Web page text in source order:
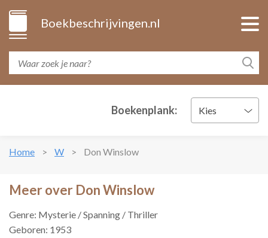
Boekbeschrijvingen.nl
Boekenplank: Kies
Home W Don Winslow
Meer over Don Winslow
Genre: Mysterie / Spanning / Thriller
Geboren: 1953